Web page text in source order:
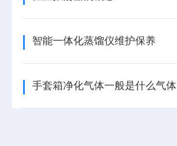
智能一体化蒸馏仪维护保养
手套箱净化气体一般是什么气体